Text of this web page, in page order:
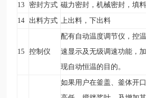
13 密封方式 磁力密封，机械密封，填料
14 出料方式 上出料，下出料
15 控制仪
配有自动温度调节仪，控
速显示及无级调速功能，
现自动恒温的目的。
如果用户在釜盖、釜体开